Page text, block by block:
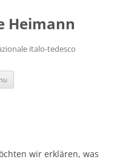
Heimann
italo-tedesco
wir erklären, was